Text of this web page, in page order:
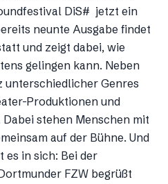
DiS# jetzt ein
neunte Ausgabe findet
und zeigt dabei, wie
gelingen kann. Neben
unterschiedlicher Genres
Produktionen und
stehen Menschen mit
auf der Bühne. Und
es in sich: Bei der
FZW begrüßt